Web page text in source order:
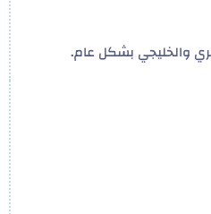
والخليجي بشكل عام.